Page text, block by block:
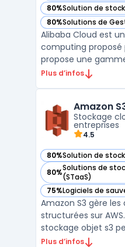
80%Solution de
— voir Alibaba Cloud
80%Solutions de
— voir Alibaba Cloud
Alibaba Cloud est
computing proposé
propose une
cloud adaptés aux
surtout présent en
gagner en
Plus d’infos
Amazon
Stockage
entreprises
4.5
80%Solution de
— voir Amazon S3
80%Solutions de
(STaaS)
— voir Amazon S3
75%Logiciels de
— voir Amazon S3
Amazon S3 gère
structurées sur
stockage objet s3
récupérer tout
Plus d’infos